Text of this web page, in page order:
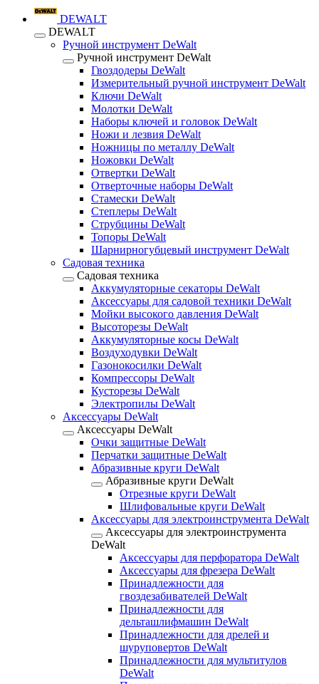
DEWALT
DEWALT
Ручной инструмент DeWalt
Ручной инструмент DeWalt
Гвоздодеры DeWalt
Измерительный ручной инструмент DeWalt
Ключи DeWalt
Молотки DeWalt
Наборы ключей и головок DeWalt
Ножи и лезвия DeWalt
Ножницы по металлу DeWalt
Ножовки DeWalt
Отвертки DeWalt
Отверточные наборы DeWalt
Стамески DeWalt
Степлеры DeWalt
Струбцины DeWalt
Топоры DeWalt
Шарнирногубцевый инструмент DeWalt
Садовая техника
Садовая техника
Аккумуляторные секаторы DeWalt
Аксессуары для садовой техники DeWalt
Мойки высокого давления DeWalt
Высоторезы DeWalt
Аккумуляторные косы DeWalt
Воздуходувки DeWalt
Газонокосилки DeWalt
Компрессоры DeWalt
Кусторезы DeWalt
Электропилы DeWalt
Аксессуары DeWalt
Аксессуары DeWalt
Очки защитные DeWalt
Перчатки защитные DeWalt
Абразивные круги DeWalt
Абразивные круги DeWalt
Отрезные круги DeWalt
Шлифовальные круги DeWalt
Аксессуары для электроинструмента DeWalt
Аксессуары для электроинструмента
DeWalt
Аксессуары для перфоратора DeWalt
Аксессуары для фрезера DeWalt
Принадлежности для
гвоздезабивателей DeWalt
Принадлежности для
дельташлифмашин DeWalt
Принадлежности для дрелей и
шуруповертов DeWalt
Принадлежности для мультитулов
DeWalt